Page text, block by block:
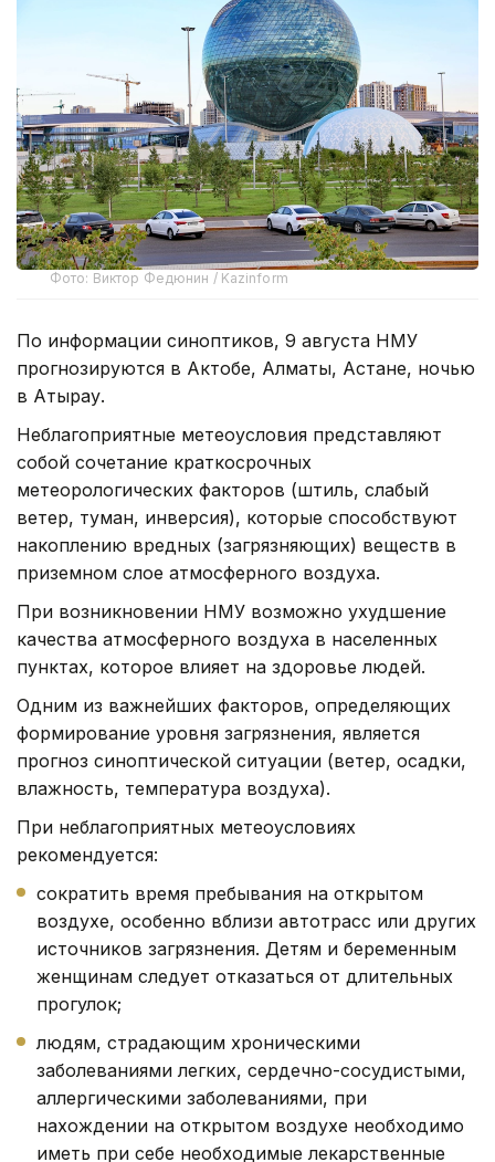
Фото: Виктор Федюнин / Kazinform
По информации синоптиков, 9 августа НМУ
прогнозируются в Актобе, Алматы, Астане, ночью
в Атырау.
Неблагоприятные метеоусловия представляют
собой сочетание краткосрочных
метеорологических факторов (штиль, слабый
ветер, туман, инверсия), которые способствуют
накоплению вредных (загрязняющих) веществ в
приземном слое атмосферного воздуха.
При возникновении НМУ возможно ухудшение
качества атмосферного воздуха в населенных
пунктах, которое влияет на здоровье людей.
Одним из важнейших факторов, определяющих
формирование уровня загрязнения, является
прогноз синоптической ситуации (ветер, осадки,
влажность, температура воздуха).
При неблагоприятных метеоусловиях
рекомендуется:
сократить время пребывания на открытом
воздухе, особенно вблизи автотрасс или других
источников загрязнения. Детям и беременным
женщинам следует отказаться от длительных
прогулок;
людям, страдающим хроническими
заболеваниями легких, сердечно-сосудистыми,
аллергическими заболеваниями, при
нахождении на открытом воздухе необходимо
иметь при себе необходимые лекарственные